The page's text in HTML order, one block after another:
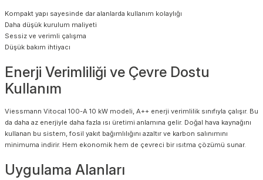
Kompakt yapı sayesinde dar alanlarda kullanım kolaylığı
Daha düşük kurulum maliyeti
Sessiz ve verimli çalışma
Düşük bakım ihtiyacı
Enerji Verimliliği ve Çevre Dostu
Kullanım
Viessmann Vitocal 100-A 10 kW modeli, A++ enerji verimlilik sınıfıyla çalışır. Bu
da daha az enerjiyle daha fazla ısı üretimi anlamına gelir. Doğal hava kaynağını
kullanan bu sistem, fosil yakıt bağımlılığını azaltır ve karbon salınımını
minimuma indirir. Hem ekonomik hem de çevreci bir ısıtma çözümü sunar.
Uygulama Alanları